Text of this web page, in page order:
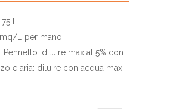
l
L per mano.
Pennello: diluire max al 5% con
e aria: diluire con acqua max